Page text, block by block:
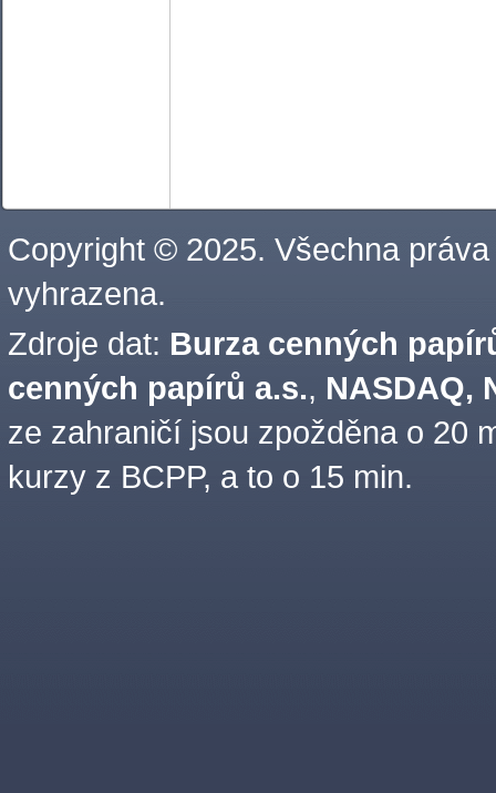
Copyright © 2025. Všechna práva
vyhrazena.
Zdroje dat: Burza cenných
cenných papírů a.s., NASDAQ,
ze zahraničí jsou zpožděna o 20
kurzy z BCPP, a to o 15 min.